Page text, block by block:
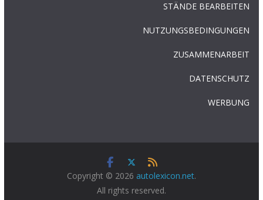
STÄNDE BEARBEITEN
NUTZUNGSBEDINGUNGEN
ZUSAMMENARBEIT
DATENSCHUTZ
WERBUNG
Copyright © 2026 autolexicon.net.
All rights reserved.